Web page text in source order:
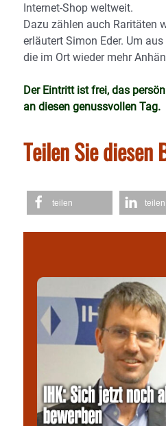
Internet-Shop weltweit.
Dazu zählen auch Raritäten
erläutert Simon Eder. Um
die im Ort wieder mehr
Der Eintritt ist frei, das
an diesen genussvollen Tag.
Teilen Sie diesen
teilen teilen